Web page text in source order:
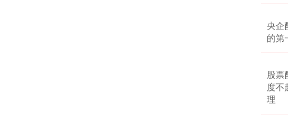
央企
的第
股票
度不
理